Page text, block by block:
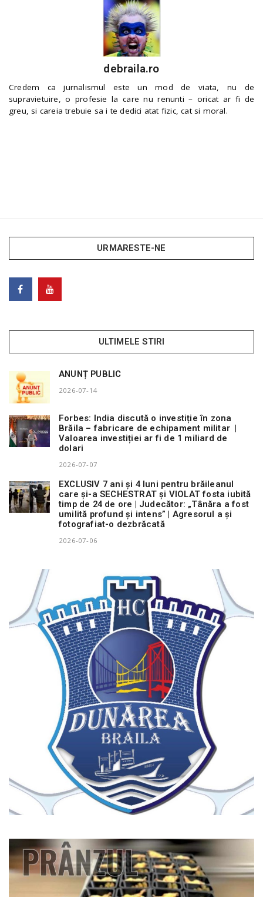
debraila.ro
Credem ca jurnalismul este un mod de viata, nu de
supravietuire, o profesie la care nu renunti – oricat ar fi de
greu, si careia trebuie sa i te dedici atat fizic, cat si moral.
URMARESTE-NE
ULTIMELE STIRI
ANUNȚ PUBLIC
2026-07-14
Forbes: India discută o investiție în zona
Brăila – fabricare de echipament militar |
Valoarea investiției ar fi de 1 miliard de
dolari
2026-07-07
EXCLUSIV 7 ani și 4 luni pentru brăileanul
care și-a SECHESTRAT și VIOLAT fosta iubită
timp de 24 de ore | Judecător: „Tânăra a fost
umilită profund și intens” | Agresorul a și
fotografiat-o dezbrăcată
2026-07-06